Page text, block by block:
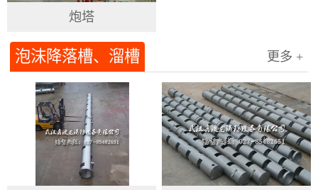
炮塔
泡沫降落槽、溜槽 更多 +